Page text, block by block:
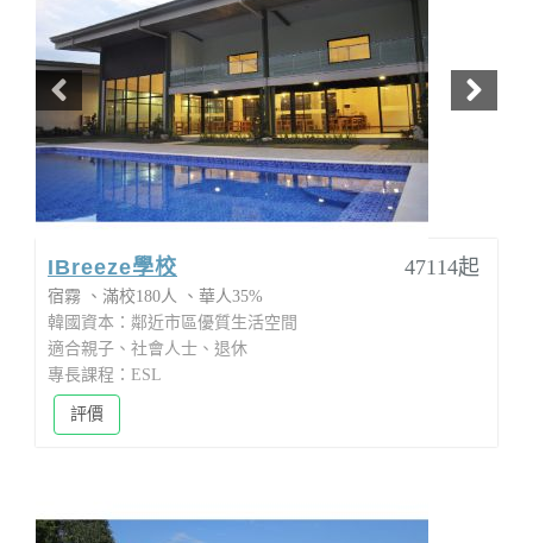
IBreeze學校 47114起
宿霧 滿校180人
華人35%
韓國資本：鄰近市區優質生活空間
適合親子、社會人士、退休
專長課程：ESL
評價